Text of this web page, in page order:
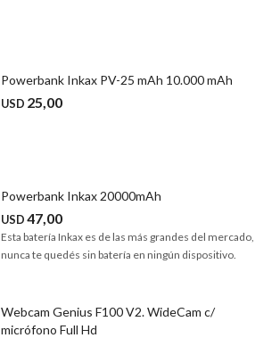
Powerbank Inkax PV-25 mAh 10.000 mAh
USD 25,00
Powerbank Inkax 20000mAh
USD47,00
Esta batería Inkax es de las más grandes del mercado,
nunca te quedés sin batería en ningún dispositivo.
Webcam Genius F100 V2. WideCam c/
micrófono Full Hd